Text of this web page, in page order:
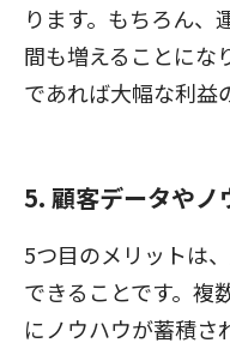
ります。もちろん、
間も増えることにな
であれば大幅な利益
5. 顧客データやノ
5つ目のメリットは
できることです。複
にノウハウが蓄積さ